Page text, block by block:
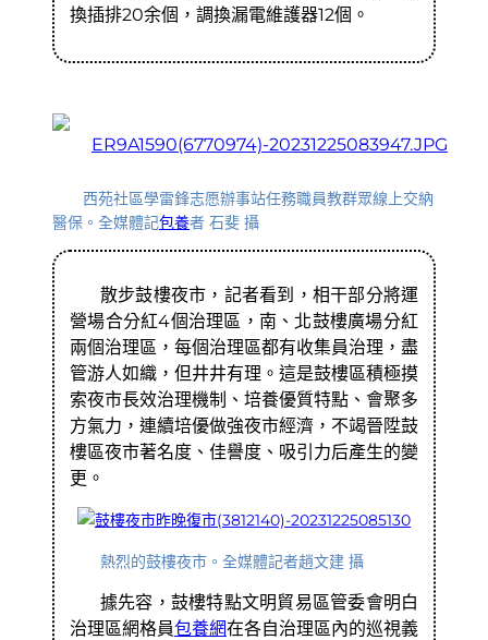
換插排20余個，調換漏電維護器12個。
西苑社區學雷鋒志愿辦事站任務職員教群眾線上交納
醫保。全媒體記包養者 石斐 攝
散步鼓樓夜市，記者看到，相干部分將運
營場合分紅4個治理區，南、北鼓樓廣場分紅
兩個治理區，每個治理區都有收集員治理，盡
管游人如織，但井井有理。這是鼓樓區積極摸
索夜市長效治理機制、培養優質特點、會聚多
方氣力，連續培優做強夜市經濟，不竭晉陞鼓
樓區夜市著名度、佳譽度、吸引力后產生的變
更。
熱烈的鼓樓夜市。全媒體記者趙文建 攝
據先容，鼓樓特點文明貿易區管委會明白
治理區網格員包養網在各自治理區內的巡視義